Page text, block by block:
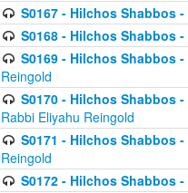
S0167 - Hilchos Shabbos
S0168 - Hilchos Shabbos
S0169 - Hilchos Shabbos
Reingold
S0170 - Hilchos Shabbos
Rabbi Eliyahu Reingold
S0171 - Hilchos Shabbos
Reingold
S0172 - Hilchos Shabbos